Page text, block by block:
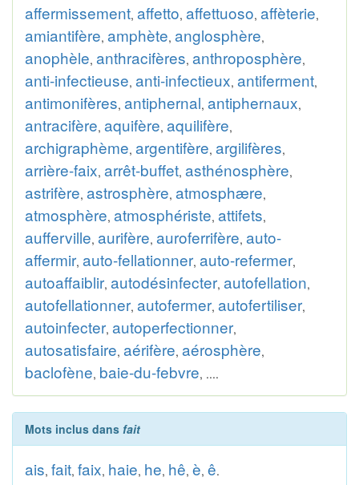
affermissement, affetto, affettuoso, affèterie,
amiantifère, amphète, anglosphère,
anophèle, anthracifères, anthroposphère,
anti-infectieuse, anti-infectieux, antiferment,
antimonifères, antiphernal, antiphernaux,
antracifère, aquifère, aquilifère,
archigraphème, argentifère, argilifères,
arrière-faix, arrêt-buffet, asthénosphère,
astrifère, astrosphère, atmosphære,
atmosphère, atmosphériste, attifets,
aufferville, aurifère, auroferrifère, auto-
affermir, auto-fellationner, auto-refermer,
autoaffaiblir, autodésinfecter, autofellation,
autofellationner, autofermer, autofertiliser,
autoinfecter, autoperfectionner,
autosatisfaire, aérifère, aérosphère,
baclofène, baie-du-febvre, ....
Mots inclus dans fait
ais, fait, faix, haie, he, hê, è, ê.